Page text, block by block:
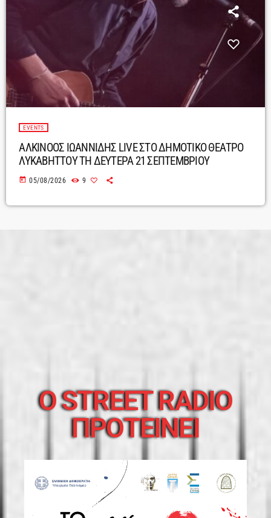
EVENTS
ΑΛΚΙΝΟΟΣ ΙΩΑΝΝΙΔΗΣ LIVE ΣΤΟ ΔΗΜΟΤΙΚΟ ΘΕΑΤΡΟ
ΛΥΚΑΒΗΤΤΟΥ ΤΗ ΔΕΥΤΕΡΑ 21 ΣΕΠΤΕΜΒΡΙΟΥ
today 05/08/2026 9
O STREET RADIO
ΠΡΟΤΕΙΝΕΙ